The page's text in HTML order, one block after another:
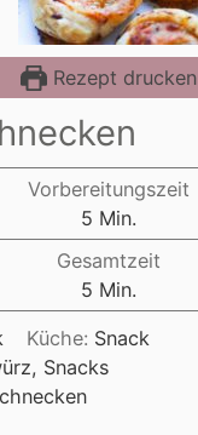
Rezept drucken
Vorbereitungszeit
5 Minuten
Min.
Gesamtzeit
5 Minuten
Min.
Küche: Snack
Snacks